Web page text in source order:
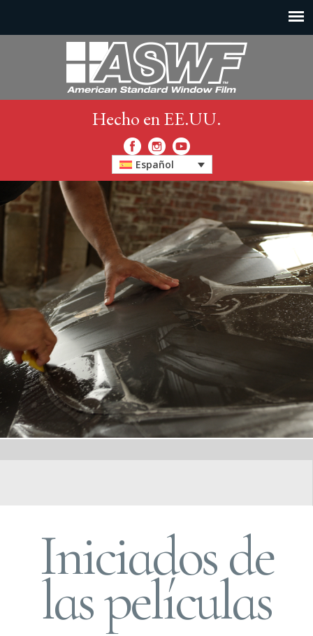
Hecho en EE.UU.
Español
Iniciados de
las películas